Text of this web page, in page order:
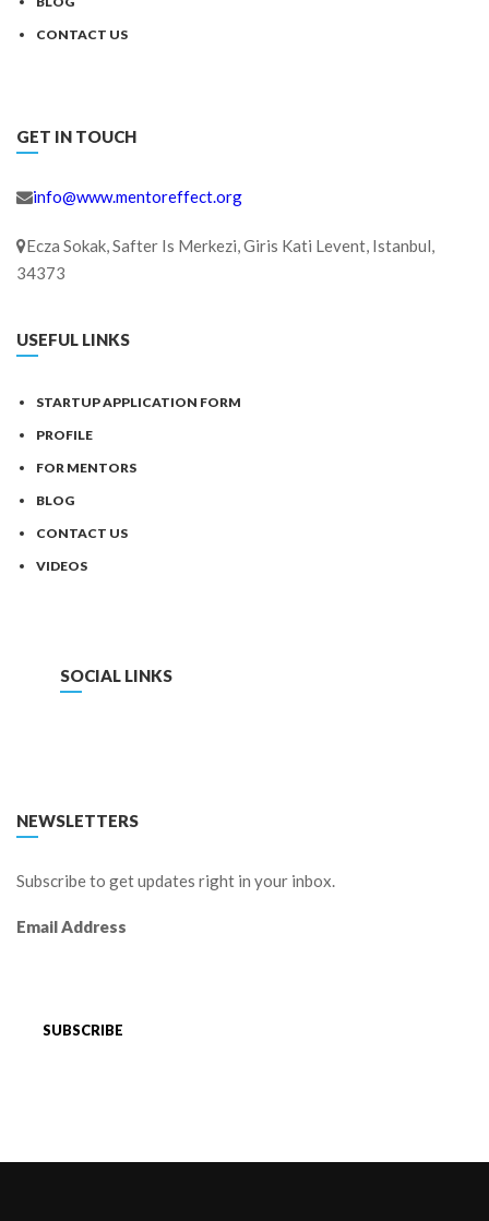
CONTACT US
GET IN TOUCH
info@www.mentoreffect.org
Ecza Sokak, Safter Is Merkezi, Giris Kati Levent, Istanbul,
34373
USEFUL LINKS
STARTUP APPLICATION FORM
PROFILE
FOR MENTORS
BLOG
CONTACT US
VIDEOS
SOCIAL LINKS
NEWSLETTERS
Subscribe to get updates right in your inbox.
Email Address